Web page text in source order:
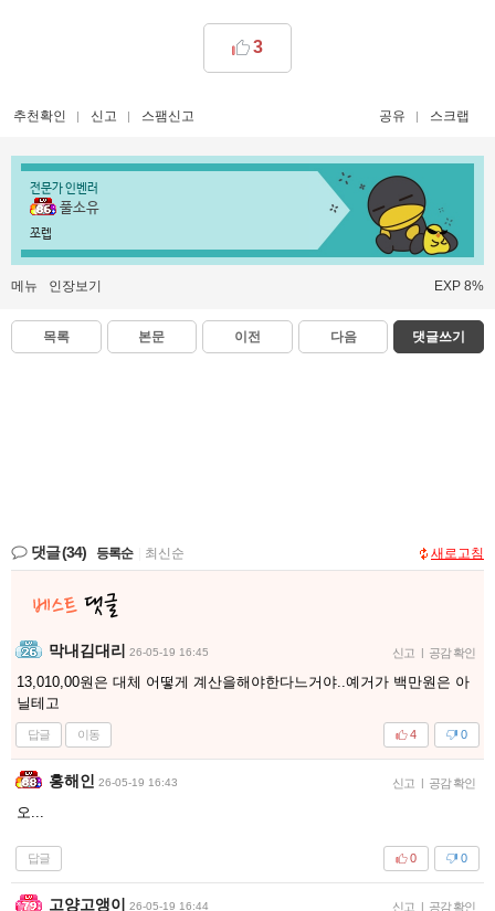
3
추천확인 신고 스팸신고 공유 스크랩
전문가 인벤러
풀소유
쪼렙
메뉴 인장보기 EXP 8%
목록 본문 이전 다음 댓글쓰기
댓글(34) 등록순 최신순 새로고침
막내김대리 26-05-19 16:45 신고 | 공감 확인
13,010,00원은 대체 어떻게 계산을해야한다느거야..예거가 백만원은 아
닐테고
답글 이동 0
4
홍해인 26-05-19 16:43 신고 | 공감 확인
오...
답글 0
0
고양고앵이 26-05-19 16:44 신고 | 공감 확인